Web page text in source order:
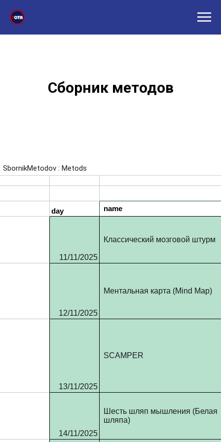
Сборник методов